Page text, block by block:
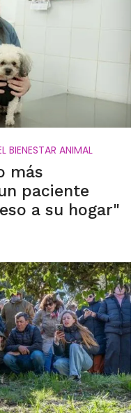
ANIMAL
más
paciente
a su hogar"